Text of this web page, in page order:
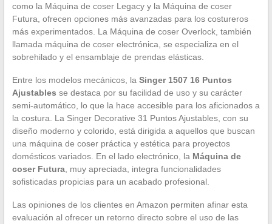
como la Máquina de coser Legacy y la Máquina de coser
Futura, ofrecen opciones más avanzadas para los costureros
más experimentados. La Máquina de coser Overlock, también
llamada máquina de coser electrónica, se especializa en el
sobrehilado y el ensamblaje de prendas elásticas.
Entre los modelos mecánicos, la Singer 1507 16 Puntos
Ajustables se destaca por su facilidad de uso y su carácter
semi-automático, lo que la hace accesible para los aficionados a
la costura. La Singer Decorative 31 Puntos Ajustables, con su
diseño moderno y colorido, está dirigida a aquellos que buscan
una máquina de coser práctica y estética para proyectos
domésticos variados. En el lado electrónico, la Máquina de
coser Futura, muy apreciada, integra funcionalidades
sofisticadas propicias para un acabado profesional.
Las opiniones de los clientes en Amazon permiten afinar esta
evaluación al ofrecer un retorno directo sobre el uso de las